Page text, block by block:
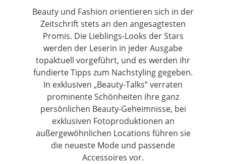
Beauty und Fashion orientieren sich in der
Zeitschrift stets an den angesagtesten
Promis. Die Lieblings-Looks der Stars
werden der Leserin in jeder Ausgabe
topaktuell vorgeführt, und es werden ihr
fundierte Tipps zum Nachstyling gegeben.
In exklusiven „Beauty-Talks” verraten
prominente Schönheiten ihre ganz
persönlichen Beauty-Geheimnisse, bei
exklusiven Fotoproduktionen an
außergewöhnlichen Locations führen sie
die neueste Mode und passende
Accessoires vor.